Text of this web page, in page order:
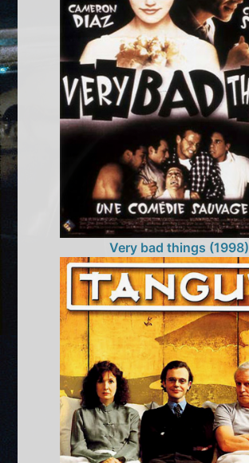
Very bad things (1998)